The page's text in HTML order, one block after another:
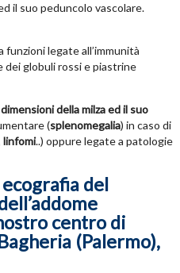
il suo peduncolo vascolare.
funzioni legate all’immunità
dei globuli rossi e piastrine
della milza ed il suo
(splenomegalia) in caso di
linfomi..) oppure legate a patologie
del
centro di
(Palermo),